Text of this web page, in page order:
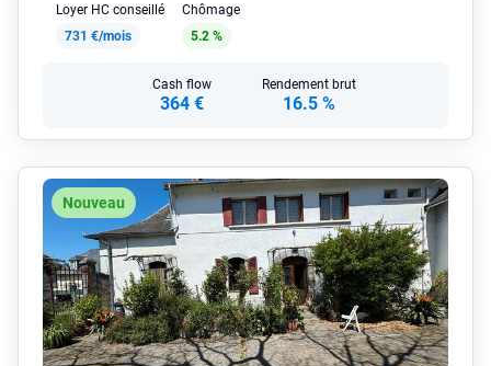
Loyer HC conseillé
731 €/mois
Chômage
5.2 %
Cash flow
364 €
Rendement brut
16.5 %
Nouveau